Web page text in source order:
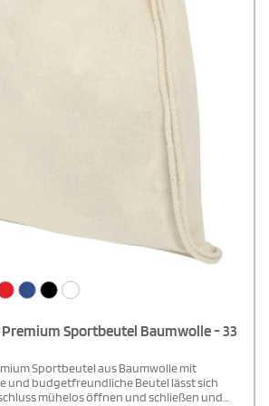
Sportbeutel Baumwolle - 33
Sportbeutel aus Baumwolle mit
und budgetfreundliche Beutel lässt sich
mühelos öffnen und schließen und